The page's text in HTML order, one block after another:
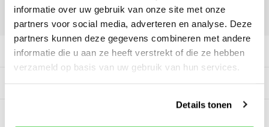
informatie over uw gebruik van onze site met onze
partners voor social media, adverteren en analyse. Deze
partners kunnen deze gegevens combineren met andere
informatie die u aan ze heeft verstrekt of die ze hebben
verzameld op basis van uw gebruik van hun services.
Details tonen
Productomschrijving